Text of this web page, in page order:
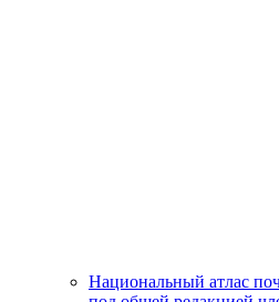
Национальный атлас